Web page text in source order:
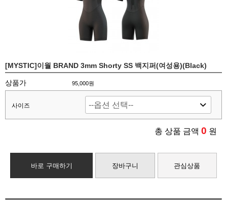
[MYSTIC]이월 BRAND 3mm Shorty SS 백지퍼(여성용)(Black)
상품가 95,000원
사이즈
총 상품 금액 0 원
바로 구매하기 장바구니 관심상품